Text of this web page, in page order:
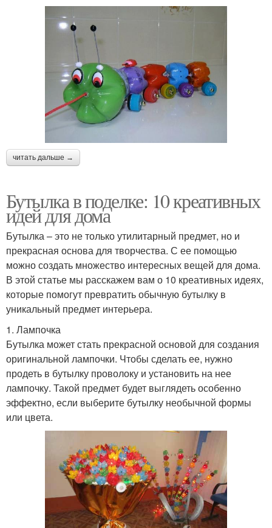
читать дальше →
Бутылка в поделке: 10 креативных
идей для дома
Бутылка – это не только утилитарный предмет, но и
прекрасная основа для творчества. С ее помощью
можно создать множество интересных вещей для дома.
В этой статье мы расскажем вам о 10 креативных идеях,
которые помогут превратить обычную бутылку в
уникальный предмет интерьера.
1. Лампочка
Бутылка может стать прекрасной основой для создания
оригинальной лампочки. Чтобы сделать ее, нужно
продеть в бутылку проволоку и установить на нее
лампочку. Такой предмет будет выглядеть особенно
эффектно, если выберите бутылку необычной формы
или цвета.